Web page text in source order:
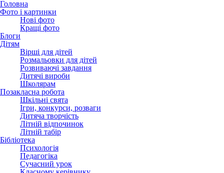
Головна
Фото і картинки
Нові фото
Кращі фото
Блоги
Дітям
Вірші для дітей
Розмальовки для дітей
Розвиваючі завдання
Дитячі вироби
Школярам
Позакласна робота
Шкільні свята
Ігри, конкурси, розваги
Дитяча творчість
Літній відпочинок
Літній табір
Бібліотека
Психологія
Педагогіка
Сучасний урок